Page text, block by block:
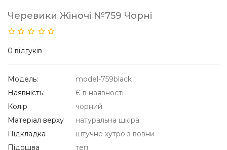
Черевики Жіночі №759 Чорні
0 відгуків
Модель:
model-759black
Наявність:
Є в наявності
Колір
чорний
Матеріал верху
натуральна шкіра
Підкладка
штучне хутро з вовни
Підошва
теп